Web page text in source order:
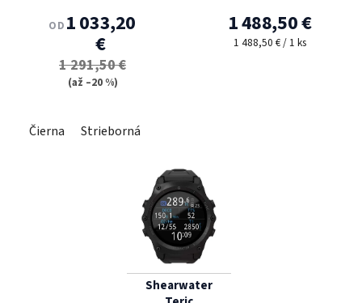
OD 1 033,20
€
1 291,50 €
(až –20 %)
Čierna Strieborná
1 488,50 €
Jednotková cena:
1 488,50 € / 1 ks
Shearwater